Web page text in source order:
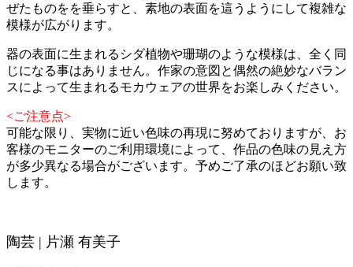
ぜたものをを垂らすと、素地の表面を這うようにして複雑な
模様が広がります。
器の表面に生まれるシダ植物や珊瑚のような模様は、全く同
じになる事はありません。作家の意図と偶然の絶妙なバラン
スによって生まれるモカウェアの世界をお楽しみください。
<ご注意点>
可能な限り、実物に近い色味の再現に努めておりますが、お
客様のモニターのご利用環境によって、作品の色味の見え方
が多少異なる場合がございます。予めご了承のほどお願い致
します。
陶芸 | 片瀬 有美子